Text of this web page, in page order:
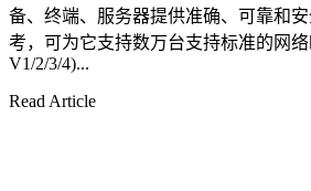
备、终端、服务器提供准确、可靠和
考，可为它支持数万台支持标准的网
V1/2/3/4)...
Read Article